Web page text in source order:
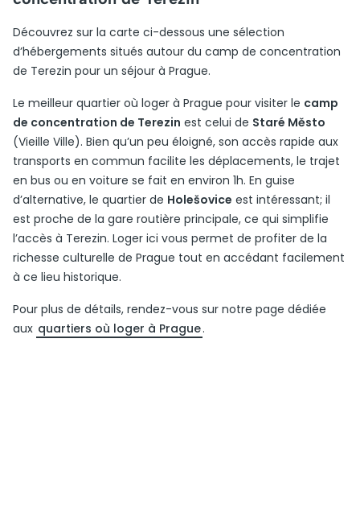
Découvrez sur la carte ci-dessous une sélection
d’hébergements situés autour du camp de concentration
de Terezin pour un séjour à Prague.
Le meilleur quartier où loger à Prague pour visiter le camp
de concentration de Terezin est celui de Staré Město
(Vieille Ville). Bien qu’un peu éloigné, son accès rapide aux
transports en commun facilite les déplacements, le trajet
en bus ou en voiture se fait en environ 1h. En guise
d’alternative, le quartier de Holešovice est intéressant; il
est proche de la gare routière principale, ce qui simplifie
l’accès à Terezin. Loger ici vous permet de profiter de la
richesse culturelle de Prague tout en accédant facilement
à ce lieu historique.
Pour plus de détails, rendez-vous sur notre page dédiée
aux quartiers où loger à Prague.